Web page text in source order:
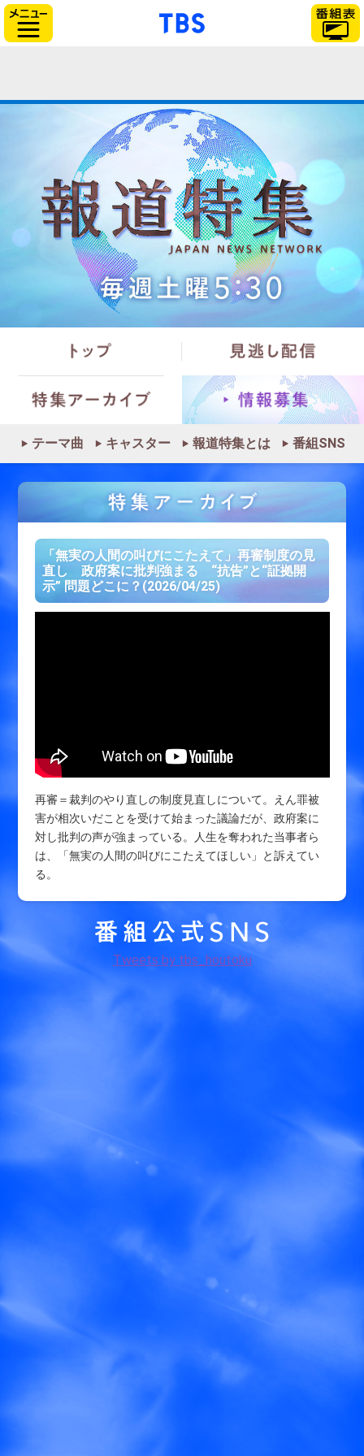
「TBSテレビ」トップ
テーマ曲 キャスター 報道特集とは 番組SNS
「無実の人間の叫びにこたえて」再審制度の見
直し 政府案に批判強まる “抗告”と“証拠開
示” 問題どこに？(2026/04/25)
再審＝裁判のやり直しの制度見直しについて。えん罪被
害が相次いだことを受けて始まった議論だが、政府案に
対し批判の声が強まっている。人生を奪われた当事者ら
は、「無実の人間の叫びにこたえてほしい」と訴えてい
る。
Tweets by tbs_houtoku